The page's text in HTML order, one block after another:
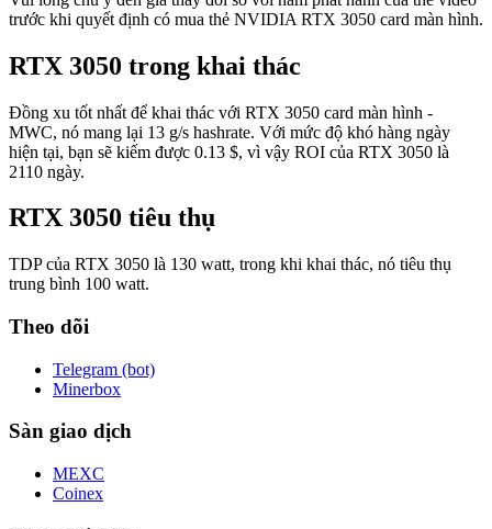
trước khi quyết định có mua thẻ NVIDIA RTX 3050 card màn hình.
RTX 3050 trong khai thác
Đồng xu tốt nhất để khai thác với RTX 3050 card màn hình -
MWC, nó mang lại 13 g/s hashrate. Với mức độ khó hàng ngày
hiện tại, bạn sẽ kiếm được 0.13 $, vì vậy ROI của RTX 3050 là
2110 ngày.
RTX 3050 tiêu thụ
TDP của RTX 3050 là 130 watt, trong khi khai thác, nó tiêu thụ
trung bình 100 watt.
Theo dõi
Telegram (bot)
Minerbox
Sàn giao dịch
MEXC
Coinex